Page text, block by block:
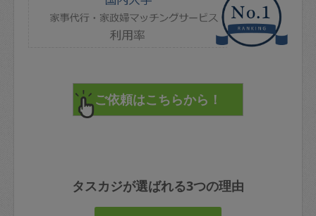
タスカジが選ばれる3つの理由